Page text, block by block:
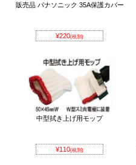
販売品 パナソニック 35A保護カバー
¥220(税別)
中型拭き上げ用モップ
¥110(税別)